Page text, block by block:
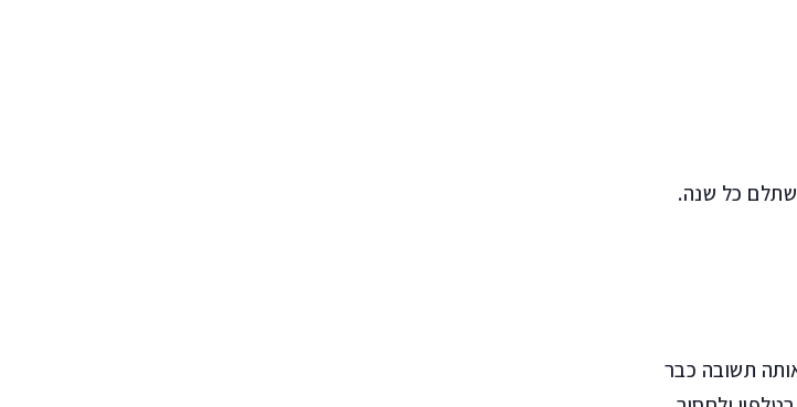
כל שנה.
תשובה כבר